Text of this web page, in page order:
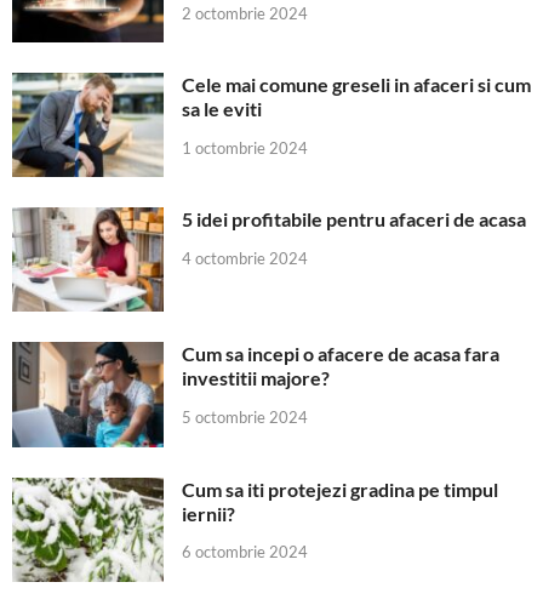
2 octombrie 2024
Cele mai comune greseli in afaceri si cum
sa le eviti
1 octombrie 2024
5 idei profitabile pentru afaceri de acasa
4 octombrie 2024
Cum sa incepi o afacere de acasa fara
investitii majore?
5 octombrie 2024
Cum sa iti protejezi gradina pe timpul
iernii?
6 octombrie 2024